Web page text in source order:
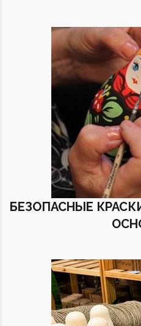
БЕЗОПАСНЫЕ